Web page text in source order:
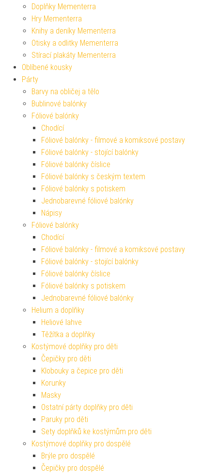
Doplňky Mementerra
Hry Mementerra
Knihy a deníky Mementerra
Otisky a odlitky Mementerra
Stírací plakáty Mementerra
Oblíbené kousky
Párty
Barvy na obličej a tělo
Bublinové balónky
Fóliové balónky
Chodící
Fóliové balónky - filmové a komiksové postavy
Fóliové balónky - stojící balónky
Fóliové balónky číslice
Fóliové balónky s českým textem
Fóliové balónky s potiskem
Jednobarevné fóliové balónky
Nápisy
Fóliové balónky
Chodící
Fóliové balónky - filmové a komiksové postavy
Fóliové balónky - stojící balónky
Fóliové balónky číslice
Fóliové balónky s potiskem
Jednobarevné fóliové balónky
Helium a doplňky
Heliové lahve
Těžítka a doplňky
Kostýmové doplňky pro děti
Čepičky pro děti
Klobouky a čepice pro děti
Korunky
Masky
Ostatní párty doplňky pro děti
Paruky pro děti
Sety doplňků ke kostýmům pro děti
Kostýmové doplňky pro dospělé
Brýle pro dospělé
Čepičky pro dospělé